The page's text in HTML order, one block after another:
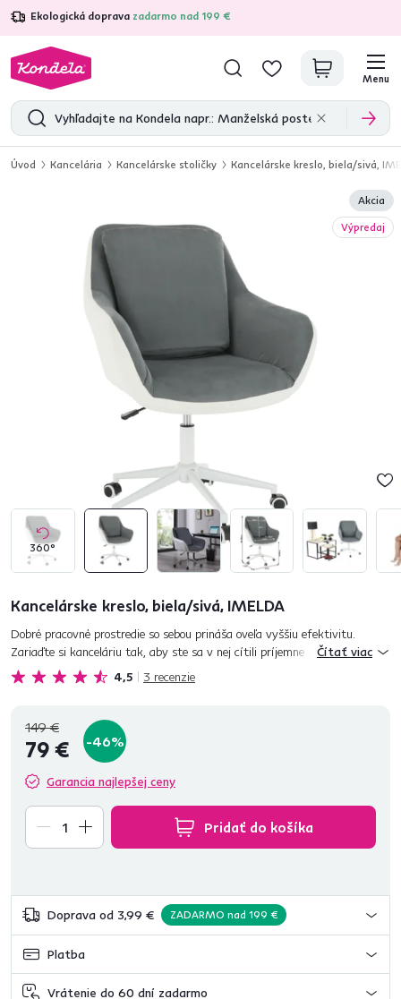
Ekologická doprava zadarmo nad 199 €
4,7 31 333overených produktových recenzií
Menu
Úvod Kancelária Kancelárske stoličky Kancelárske kreslo, biela/sivá,
360°
Akcia
Výpredaj
Kancelárske kreslo, biela/sivá, IMELDA
4,5 3 recenzie
Dobré pracovné prostredie so sebou prináša oveľa vyššiu efektivitu.
Zariaďte si kanceláriu tak, aby ste sa v nej cítili príjemne počas celého
dňa. Kto by dokázal odolať krásnemu, elegantnému, a tak...
Čítať viac
149 €
79 € -46%
Garancia najlepšej ceny
Pridať do košíka
Doprava od 3,99 € ZADARMO nad 199 €
Platba
Vrátenie do 60 dní zadarmo